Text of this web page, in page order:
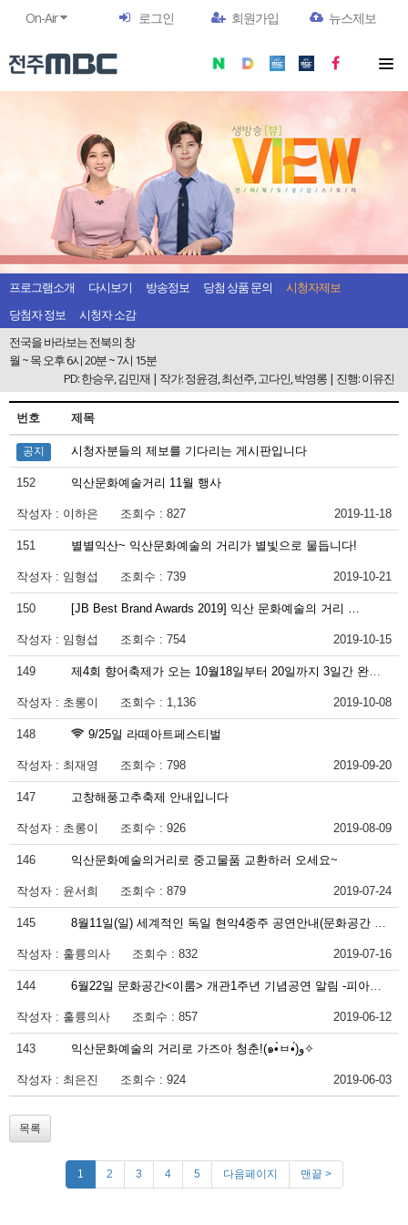
On-Air 로그인 회원가입 뉴스제보
프로그램소개 다시보기 방송정보 당첨 상품 문의
시청자제보
당첨자 정보
시청자 소감
전국을 바라보는 전북의 창
월 ~ 목 오후 6시 20분 ~ 7시 15분
PD: 한승우, 김민재 | 작가: 정윤경, 최선주, 고다인, 박영롱 | 진행: 이유진